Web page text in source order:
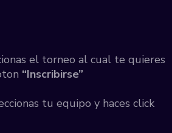
el torneo al cual te quieres
“Inscribirse”
tu equipo y haces click